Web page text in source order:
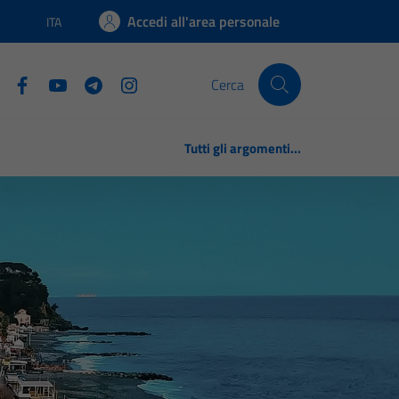
Lingua attiva:
ITA Accedi all'area personale
Cerca
Tutti gli argomenti...